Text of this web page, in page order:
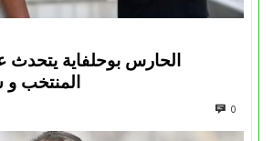
الحارس بوحلفاية
المنتخب
0